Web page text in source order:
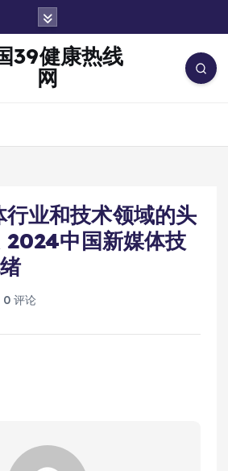
网
业和技术领域的头
2024中国新媒体技
0 评论